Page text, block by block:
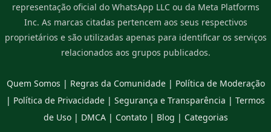
representação oficial do WhatsApp LLC ou da Meta Platforms
Inc. As marcas citadas pertencem aos seus respectivos
proprietários e são utilizadas apenas para identificar os serviços
relacionados aos grupos publicados.
Quem Somos | Regras da Comunidade| Política de Moderação
| Política de Privacidade | Segurança e Transparência | Termos
de Uso| DMCA| Contato| Blog | Categorias